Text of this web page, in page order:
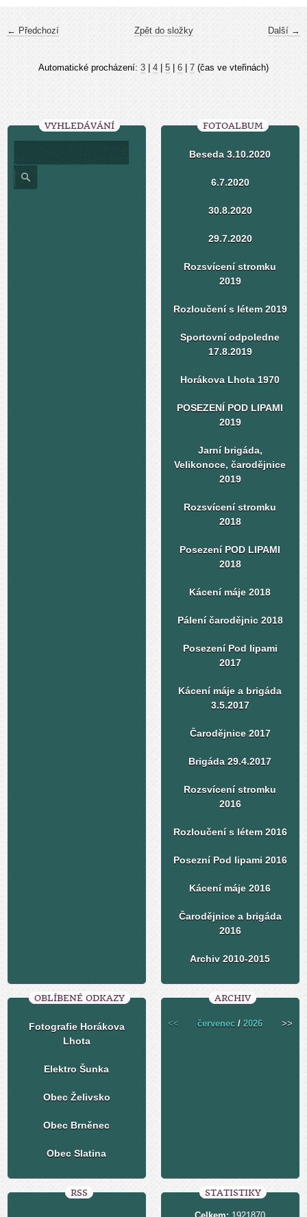
← Předchozí Další →
Zpět do složky
Automatické procházení: 3 4 5 6 7 (čas ve vteřinách)
VYHLEDÁVÁNÍ FOTOALBUM
Beseda 3.10.2020
6.7.2020
30.8.2020
29.7.2020
Rozsvícení stromku
2019
Rozloučení s létem 2019
Sportovní odpoledne
17.8.2019
Horákova Lhota 1970
POSEZENÍ POD LIPAMI
2019
Jarní brigáda,
Velikonoce, čarodějnice
2019
Rozsvícení stromku
2018
Posezení POD LIPAMI
2018
Kácení máje 2018
Pálení čarodějnic 2018
Posezení Pod lipami
2017
Kácení máje a brigáda
3.5.2017
Čarodějnice 2017
Brigáda 29.4.2017
Rozsvícení stromku
2016
Rozloučení s létem 2016
Posezní Pod lipami 2016
Kácení máje 2016
Čarodějnice a brigáda
2016
Archiv 2010-2015
OBLÍBENÉ ODKAZY
Fotografie Horákova
Lhota
Elektro Šunka
Obec Želivsko
Obec Brněnec
Obec Slatina
ARCHIV
<< červenec /2026 >>
RSS STATISTIKY